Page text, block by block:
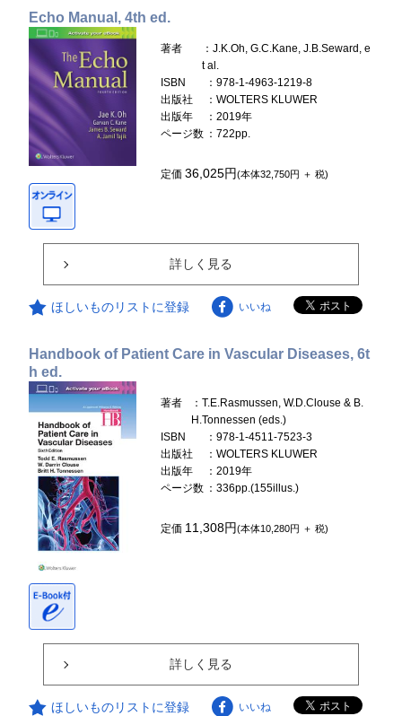
Echo Manual, 4th ed.
著者
：J.K.Oh, G.C.Kane, J.B.Seward, e
t al.
ISBN
：978-1-4963-1219-8
出版社
：WOLTERS KLUWER
出版年
：2019年
ページ数 ：722pp.
定価36,025円(本体32,750円 ＋ 税)
詳しく見る
ほしいものリストに登録 いいね
Handbook of Patient Care in Vascular Diseases, 6t
h ed.
著者
：T.E.Rasmussen, W.D.Clouse & B.
H.Tonnessen (eds.)
ISBN
：978-1-4511-7523-3
出版社
：WOLTERS KLUWER
出版年
：2019年
ページ数 ：336pp.(155illus.)
定価 11,308円(本体10,280円 ＋ 税)
詳しく見る
ほしいものリストに登録 いいね